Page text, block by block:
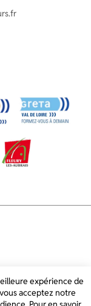
expérience de
acceptez notre